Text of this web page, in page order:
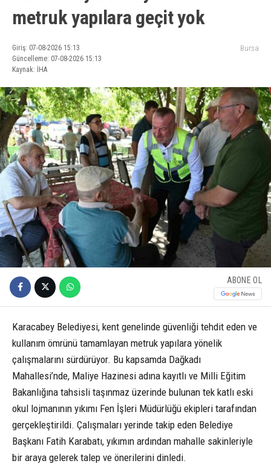
metruk yapılara geçit yok
Giriş: 07-08-2026 15:13
Güncelleme: 07-08-2026 15:13
Kaynak: İHA
Bursa
ABONE OL
Karacabey Belediyesi, kent genelinde güvenliği tehdit eden ve
kullanım ömrünü tamamlayan metruk yapılara yönelik
çalışmalarını sürdürüyor. Bu kapsamda Dağkadı
Mahallesi’nde, Maliye Hazinesi adına kayıtlı ve Milli Eğitim
Bakanlığına tahsisli taşınmaz üzerinde bulunan tek katlı eski
okul lojmanının yıkımı Fen İşleri Müdürlüğü ekipleri tarafından
gerçekleştirildi. Çalışmaları yerinde takip eden Belediye
Başkanı Fatih Karabatı, yıkımın ardından mahalle sakinleriyle
bir araya gelerek talep ve önerilerini dinledi.